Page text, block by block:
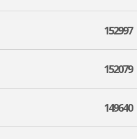
152997
152079
149640